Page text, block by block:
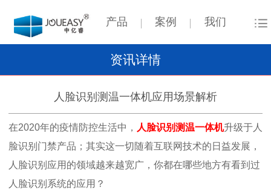
产品 案例 我们
资讯详情
人脸识别测温一体机应用场景解析
在2020年的疫情防控生活中， 人脸识别测温一体机升级于人
脸识别门禁产品；其实这一切随着互联网技术的日益发展，
人脸识别应用的领域越来越宽广，你都在哪些地方有看到过
人脸识别系统的应用？